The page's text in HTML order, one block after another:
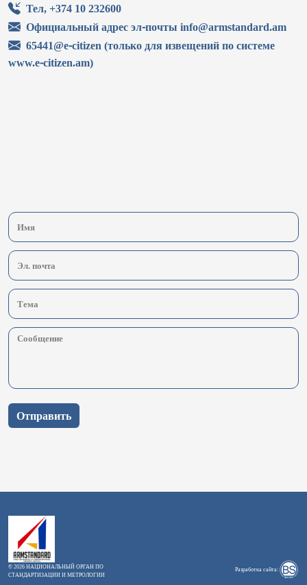
Тел, +374 10 232600
Официальный адрес эл-почты info@armstandard.am
65441@e-citizen (только для извещений по системе
www.e-citizen.am)
Отправить
© 2026 НАЦИОНАЛЬНЫЙ ОРГАН ПО
СТАНДАРТИЗАЦИИ И МЕТРОЛОГИИ
Разработка сайта: